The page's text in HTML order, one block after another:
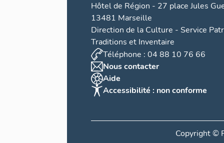
Hôtel de Région - 27 place Jules
13481 Marseille
Direction de la Culture - Service
Traditions et Inventaire
Téléphone : 04 88 10 76 66
Nous contacter
Aide
Accessibilité : non conforme
Copyright ©